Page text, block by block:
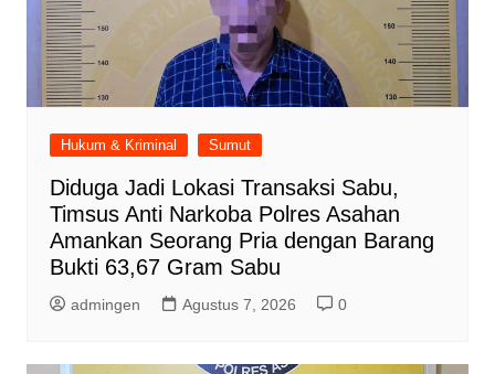
Hukum & Kriminal Sumut
Diduga Jadi Lokasi Transaksi Sabu,
Timsus Anti Narkoba Polres Asahan
Amankan Seorang Pria dengan Barang
Bukti 63,67 Gram Sabu
admingen Agustus 7, 2026 0